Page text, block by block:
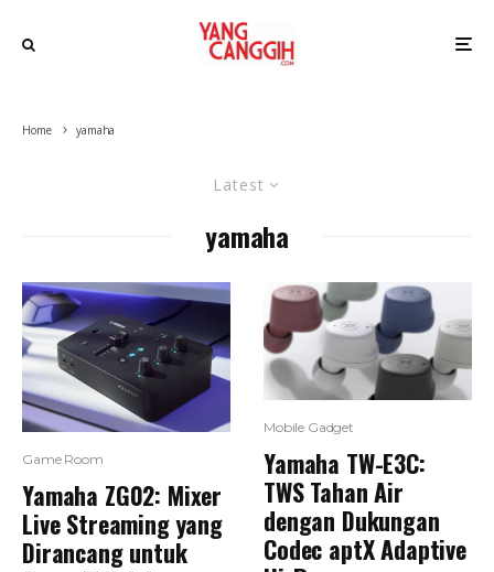
Home yamaha
Latest
yamaha
Game Room
Yamaha ZG02: Mixer
Live Streaming yang
Dirancang untuk
Mobile Gadget
Yamaha TW-E3C:
TWS Tahan Air
dengan Dukungan
Codec aptX Adaptive